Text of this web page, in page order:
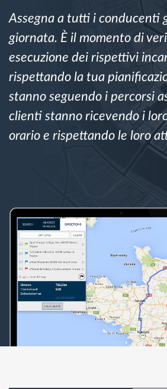
Gestione carburante
Pianificazione dei percorsi e
Identificazione automatica del
Scopri tutte le caratteristiche
Come risolviamo tutte le attività
Scopri quanto risparmi
Assegna a tutti i conducenti
giornata. È il momento di
esecuzione dei rispettivi
rispettando la tua
stanno seguendo i percorsi
clienti stanno ricevendo i
orario e rispettando le loro